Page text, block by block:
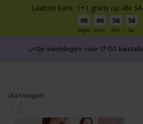
Laatste kans: 1+1 gratis op alle
00
Dagen
06
Uren
56
Min
50
Sec
Op werkdagen voor 17:00
You
Kettingen